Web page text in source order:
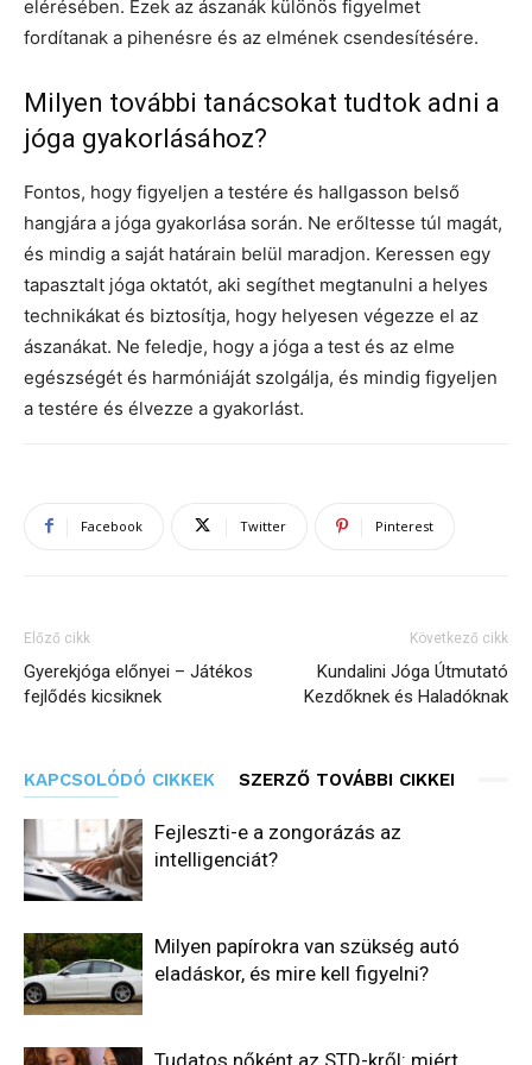
elérésében. Ezek az ászanák különös figyelmet
fordítanak a pihenésre és az elmének csendesítésére.
Milyen további tanácsokat tudtok adni a
jóga gyakorlásához?
Fontos, hogy figyeljen a testére és hallgasson belső
hangjára a jóga gyakorlása során. Ne erőltesse túl magát,
és mindig a saját határain belül maradjon. Keressen egy
tapasztalt jóga oktatót, aki segíthet megtanulni a helyes
technikákat és biztosítja, hogy helyesen végezze el az
ászanákat. Ne feledje, hogy a jóga a test és az elme
egészségét és harmóniáját szolgálja, és mindig figyeljen
a testére és élvezze a gyakorlást.
Facebook Twitter Pinterest
Előző cikk
Gyerekjóga előnyei – Játékos
fejlődés kicsiknek
Következő cikk
Kundalini Jóga Útmutató
Kezdőknek és Haladóknak
KAPCSOLÓDÓ CIKKEK SZERZŐ TOVÁBBI CIKKEI
Fejleszti-e a zongorázás az
intelligenciát?
Milyen papírokra van szükség autó
eladáskor, és mire kell figyelni?
Tudatos nőként az STD-kről: miért